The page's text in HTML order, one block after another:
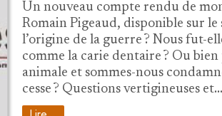
Un nouveau compte rendu de
Romain Pigeaud, disponible sur
l’origine de la guerre ? Nous fut-
comme la carie dentaire ? Ou
animale et sommes-nous
cesse ? Questions vertigineuses et…